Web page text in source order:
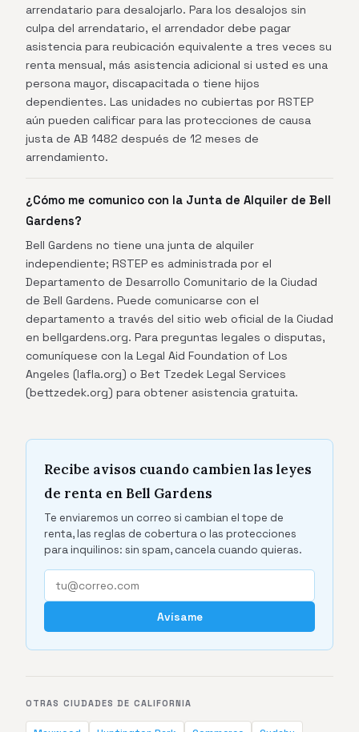
arrendatario para desalojarlo. Para los desalojos sin
culpa del arrendatario, el arrendador debe pagar
asistencia para reubicación equivalente a tres veces su
renta mensual, más asistencia adicional si usted es una
persona mayor, discapacitada o tiene hijos
dependientes. Las unidades no cubiertas por RSTEP
aún pueden calificar para las protecciones de causa
justa de AB 1482 después de 12 meses de
arrendamiento.
¿Cómo me comunico con la Junta de Alquiler de Bell
Gardens?
Bell Gardens no tiene una junta de alquiler
independiente; RSTEP es administrada por el
Departamento de Desarrollo Comunitario de la Ciudad
de Bell Gardens. Puede comunicarse con el
departamento a través del sitio web oficial de la Ciudad
en bellgardens.org. Para preguntas legales o disputas,
comuníquese con la Legal Aid Foundation of Los
Angeles (lafla.org) o Bet Tzedek Legal Services
(bettzedek.org) para obtener asistencia gratuita.
Recibe avisos cuando cambien las leyes
de renta en Bell Gardens
Te enviaremos un correo si cambian el tope de
renta, las reglas de cobertura o las protecciones
para inquilinos: sin spam, cancela cuando quieras.
Avísame
OTRAS CIUDADES DE CALIFORNIA